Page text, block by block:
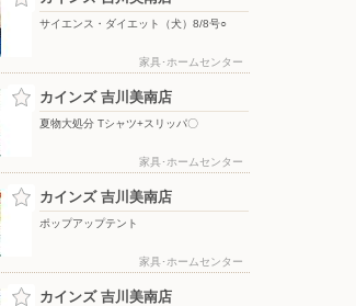
ドラッグセイムス 草加金明店
サイエンス・ダイエット（犬）8/8号○
家具･ホームセンター
カインズ 吉川美南店
夏物大処分 Tシャツ+スリッパ〇
家具･ホームセンター
カインズ 吉川美南店
ポップアップテント
家具･ホームセンター
カインズ 吉川美南店